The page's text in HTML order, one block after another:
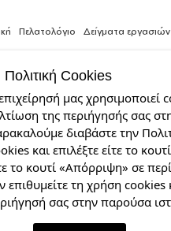
Πελατολόγιο Δείγματα εργασιών
Expert
Web
Development
Services
από
την
CDL.gr
Πολιτική Cookies
μας χρησιμοποιεί
της περιήγησής σας
διαβάστε την
και επιλέξτε είτε το
το κουτί «Απόρριψη» σε
επιθυμείτε τη χρήση cookies
σας στην παρούσα